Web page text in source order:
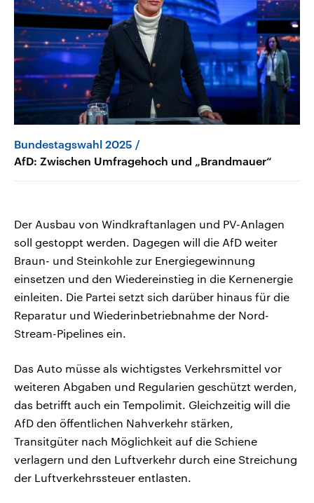
Bundestagswahl 2025
AfD: Zwischen Umfragehoch und „Brandmauer“
Der Ausbau von Windkraftanlagen und PV-Anlagen
soll gestoppt werden. Dagegen will die AfD weiter
Braun- und Steinkohle zur Energiegewinnung
einsetzen und den Wiedereinstieg in die Kernenergie
einleiten. Die Partei setzt sich darüber hinaus für die
Reparatur und Wiederinbetriebnahme der Nord-
Stream-Pipelines ein.
Das Auto müsse als wichtigstes Verkehrsmittel vor
weiteren Abgaben und Regularien geschützt werden,
das betrifft auch ein Tempolimit. Gleichzeitig will die
AfD den öffentlichen Nahverkehr stärken,
Transitgüter nach Möglichkeit auf die Schiene
verlagern und den Luftverkehr durch eine Streichung
der Luftverkehrssteuer entlasten.